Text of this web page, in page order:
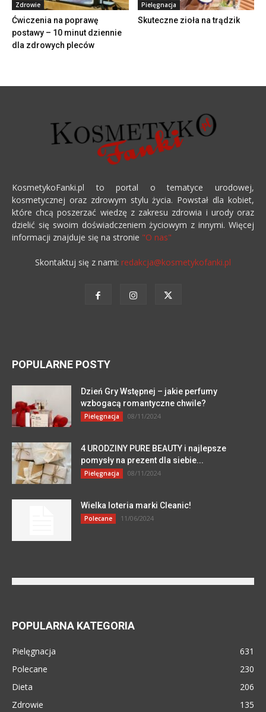
Zdrowie
Ćwiczenia na poprawę
postawy – 10 minut dziennie
dla zdrowych pleców
Pielęgnacja
Skuteczne zioła na trądzik
KosmetykoFanki.pl to portal o tematyce urodowej,
kosmetycznej oraz zdrowym stylu życia. Powstał dla kobiet,
które chcą poszerzać wiedzę z zakresu zdrowia i urody oraz
dzielić się swoim doświadczeniem życiowym z innymi. Więcej
informacji znajduje się na stronie "O nas"
Skontaktuj się z nami: redakcja@kosmetykofanki.pl
POPULARNE POSTY
Dzień Gry Wstępnej – jakie perfumy
wzbogacą romantyczne chwile?
Pielęgnacja 08/11/2024
4 URODZINY PURE BEAUTY i najlepsze
pomysły na prezent dla siebie...
Pielęgnacja 08/11/2024
Wielka loteria marki Cleanic!
Polecane 11/06/2024
POPULARNA KATEGORIA
Pielęgnacja
631
Polecane
230
Dieta
206
Zdrowie
135